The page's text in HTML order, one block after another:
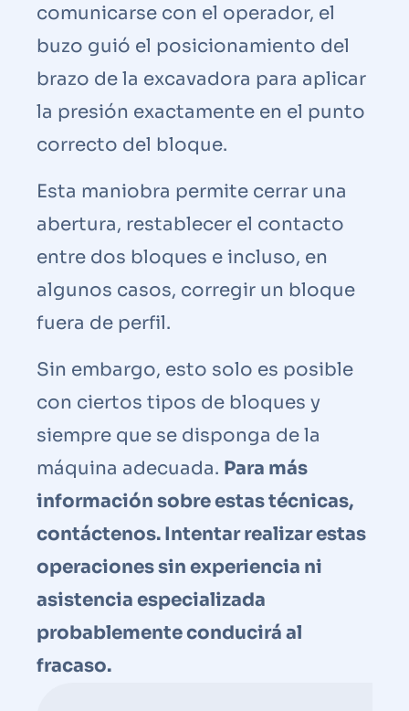
comunicarse con el operador, el
buzo guió el posicionamiento del
brazo de la excavadora para aplicar
la presión exactamente en el punto
correcto del bloque.
Esta maniobra permite cerrar una
abertura, restablecer el contacto
entre dos bloques e incluso, en
algunos casos, corregir un bloque
fuera de perfil.
Sin embargo, esto solo es posible
con ciertos tipos de bloques y
siempre que se disponga de la
máquina adecuada. Para más
información sobre estas técnicas,
contáctenos. Intentar realizar estas
operaciones sin experiencia ni
asistencia especializada
probablemente conducirá al
fracaso.